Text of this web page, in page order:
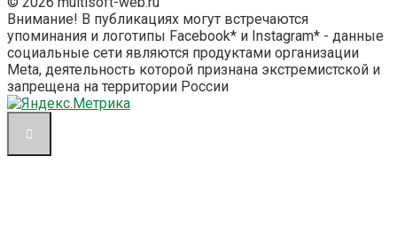
Внимание! В публикациях могут встречаются
упоминания и логотипы Facebook* и Instagram* - данные
социальные сети являются продуктами организации
Meta, деятельность которой признана экстремистской и
запрещена на территории России